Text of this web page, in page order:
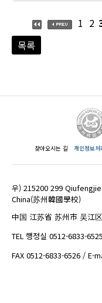
1 2
목록
찾아오시는 길 개인정보처
우) 215200 299
China(苏州韓國學校)
中国 江苏省 苏州市 吴江
TEL 행정실 0512-6833-
FAX 0512-6833-6526 /